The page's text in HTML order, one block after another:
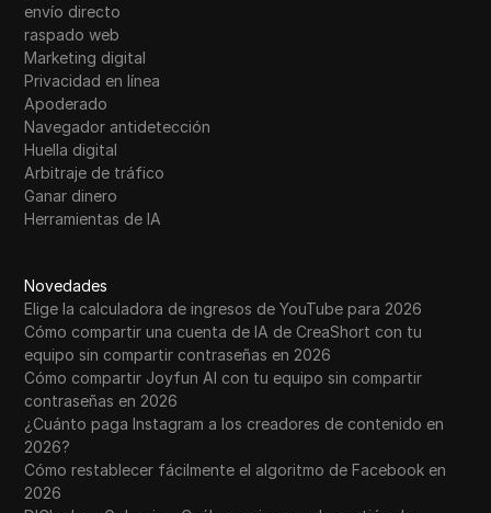
envío directo
raspado web
Marketing digital
Privacidad en línea
Apoderado
Navegador antidetección
Huella digital
Arbitraje de tráfico
Ganar dinero
Herramientas de IA
Novedades
Elige la calculadora de ingresos de YouTube para 2026
Cómo compartir una cuenta de IA de CreaShort con tu
equipo sin compartir contraseñas en 2026
Cómo compartir Joyfun AI con tu equipo sin compartir
contraseñas en 2026
¿Cuánto paga Instagram a los creadores de contenido en
2026?
Cómo restablecer fácilmente el algoritmo de Facebook en
2026